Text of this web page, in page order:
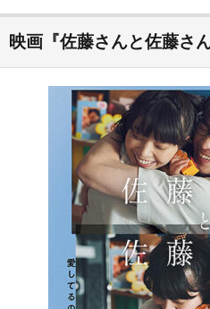
映画『佐藤さんと佐藤さ